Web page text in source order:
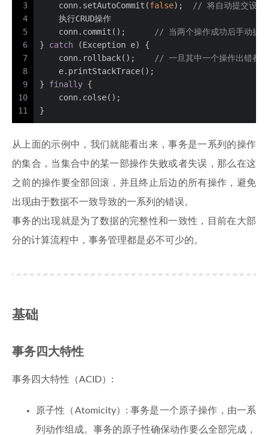
3
4
5
6
7
8
9
10
11
    conn.setAutoCommit(
false);
// 将自
    执行CRUD操作
    conn.commit();
// 当两个操作成功后手动
} catch (Exception e) {
    conn.rollback();
// 一旦其中一个操作出错都
    e.printStackTrace();
} finally {
    conn.colse();
}
从上面的示例中，我们就能看出来，事务是一系列的操作
的集合，当集合中的某一部操作失败或者失误，那么在这
之前的操作要全部回滚，并且终止后边的所有操作，避免
出现由于数据不一致导致的一系列的错误。
事务的出现就是为了数据的完整性和一致性，目前在大部
分的计算流程中，事务管理都是必不可少的。
基础
事务四大特性
事务四大特性（ACID）:
原子性（Atomicity）: 事务是一个原子操作，由一系
列动作组成。事务的原子性确保动作要么全部完成，